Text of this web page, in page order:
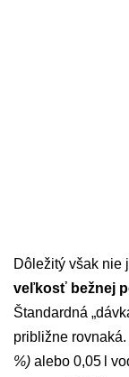
Dôležitý však nie
veľkosť bežnej
Štandardná
približne
%) alebo 0,05 l